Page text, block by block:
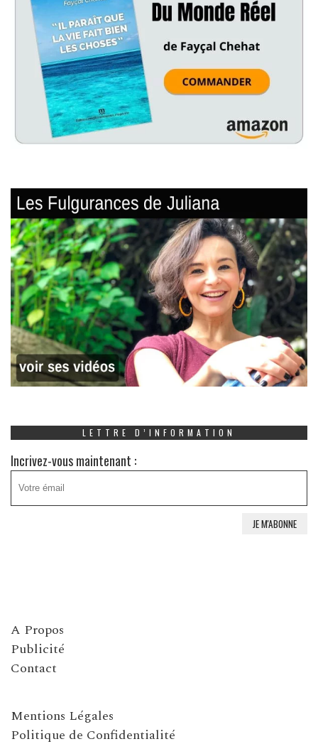
LETTRE D’INFORMATION
Incrivez-vous maintenant :
A Propos
Publicité
Contact
Mentions Légales
Politique de Confidentialité